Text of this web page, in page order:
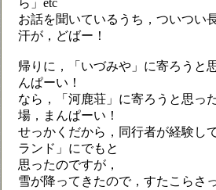
ら」etc
お話を聞いているうち，ついつい
汗が，どばー！
帰りに，「いづみや」に寄ろうと
んぱーい！
なら，「河鹿荘」に寄ろうと思っ
場，まんぱーい！
せっかくだから，同行者が経験し
ランド」にでもと
思ったのですが，
雪が降ってきたので，すたこらさ